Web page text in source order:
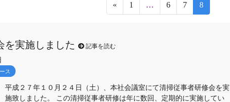
« 1 … 6 7 8
を実施しました 記事を読む
ス
平成２７年１０月２４日（土）、本社会議室にて清掃従事者研修会を実
施致しました。 この清掃従事者研修は年に数回、定期的に実施してい